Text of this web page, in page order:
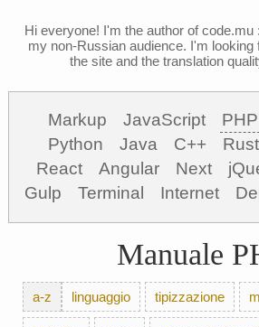
Hi everyone! I'm the author of code.mu
my non-Russian audience. I'm looking
the site and the translation
Markup JavaScript PHP
Python
Java C++ Rust
React
Angular Next
Gulp
Terminal Internet
Manuale
a-z linguaggio tipizzazione